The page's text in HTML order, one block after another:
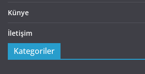
Künye
İletişim
Kategoriler